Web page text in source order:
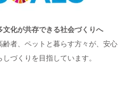
文化が共存できる社会づくりへ
齢者、ペットと暮らす方々が、安心
づくりを目指しています。